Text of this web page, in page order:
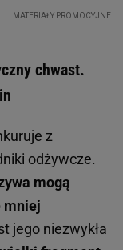
chwast.
z
odżywcze.
mogą
mniej
jego niezwykła